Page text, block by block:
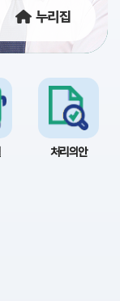
누리집
처리의안